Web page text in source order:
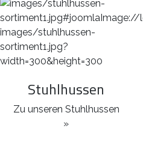
Stuhlhussen
Zu unseren Stuhlhussen
»